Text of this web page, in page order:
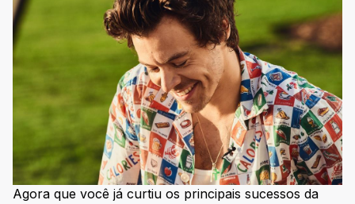
Agora que você já curtiu os principais sucessos da